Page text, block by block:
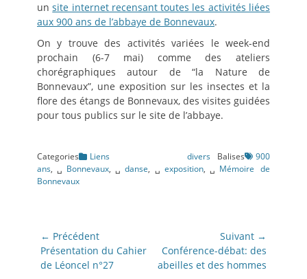
unsite internet recensant toutes les activités liées
aux 900 ans de l’abbaye de Bonnevaux.
On y trouve des activités variées le week-end
prochain (6-7 mai) comme des ateliers
chorégraphiques autour de “la Nature de
Bonnevaux”, une exposition sur les insectes et la
flore des étangs de Bonnevaux, des visites guidées
pour tous publics sur le site de l’abbaye.
Categories Liens divers Balises
900
ans,␣ Bonnevaux,␣danse,␣ exposition,␣ Mémoire de
Bonnevaux
Navigation
de
l’article
← Précédent
Article
précédent:
Présentation du Cahier
de Léoncel n°27
Suivant →
Article
suivant:
Conférence-débat: des
abeilles et des hommes